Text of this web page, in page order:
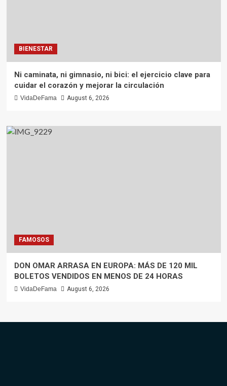
BIENESTAR
Ni caminata, ni gimnasio, ni bici: el ejercicio clave para
cuidar el corazón y mejorar la circulación
VidaDeFama August 6, 2026
FAMOSOS
DON OMAR ARRASA EN EUROPA: MÁS DE 120 MIL
BOLETOS VENDIDOS EN MENOS DE 24 HORAS
VidaDeFama August 6, 2026